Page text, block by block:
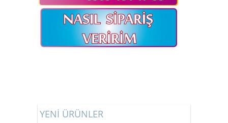
YENİ ÜRÜNLER